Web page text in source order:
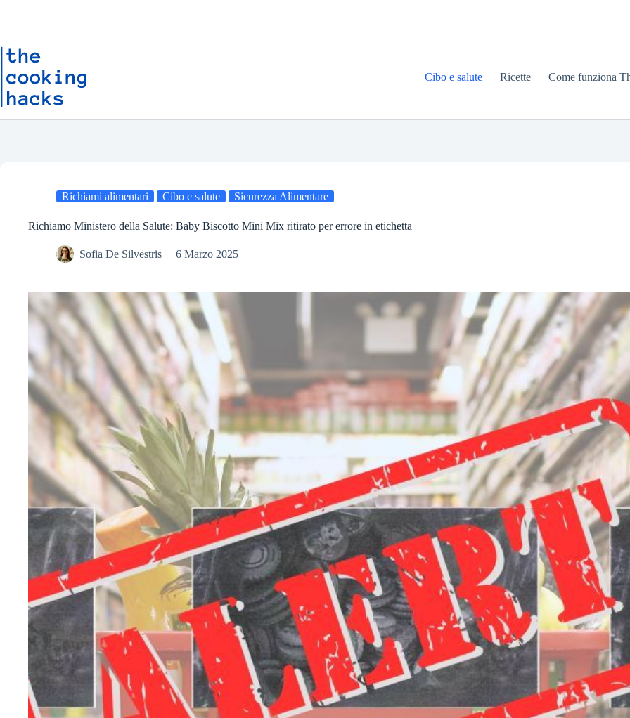
t
o
n
Cibo e salute Ricette Come funziona
Richiami alimentari Cibo e salute Sicurezza Alimentare
Richiamo Ministero della Salute: Baby Biscotto Mini Mix ritirato per errore in etichetta
Sofia De Silvestris 6 Marzo 2025